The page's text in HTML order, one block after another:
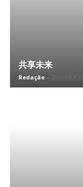
共享未来
Redação - 2026年8月3日